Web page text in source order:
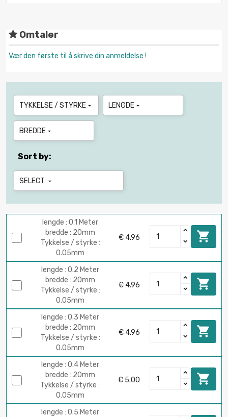
Omtaler
Vær den første til å skrive din anmeldelse !
TYKKELSE / STYRKE  LENGDE 
BREDDE 
Sort by:
SELECT 
lengde : 0.1 Meter
bredde : 20mm
Tykkelse / styrke :
0.05mm
€ 4.96 
lengde : 0.2 Meter
bredde : 20mm
Tykkelse / styrke :
0.05mm
€ 4.96 
lengde : 0.3 Meter
bredde : 20mm
Tykkelse / styrke :
0.05mm
€ 4.96 
lengde : 0.4 Meter
bredde : 20mm
Tykkelse / styrke :
0.05mm
€ 5.00 
lengde : 0.5 Meter